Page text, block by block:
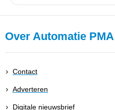
Over Automatie PMA
Contact
Adverteren
Digitale nieuwsbrief